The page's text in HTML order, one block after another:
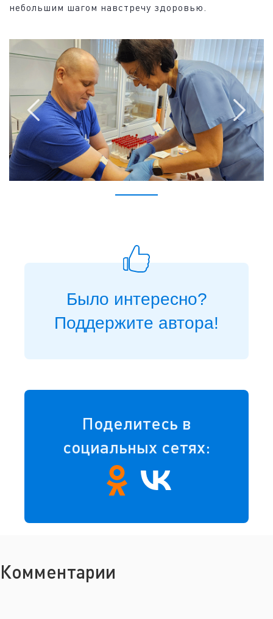
небольшим шагом навстречу здоровью.
Было интересно?
Поддержите автора!
Поделитесь в
социальных сетях:
Комментарии